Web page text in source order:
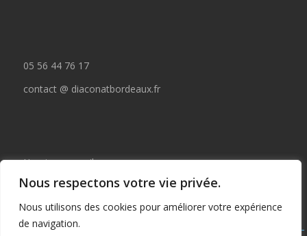
Nous respectons votre vie privée.
Nous utilisons des cookies pour améliorer votre expérience
de navigation.
05 56 44 76 17
contact @ diaconatbordeaux.fr
Horaires accueil :
du lundi au jeudi de 09:00 à 12:30
et de 14:00 à 17:00